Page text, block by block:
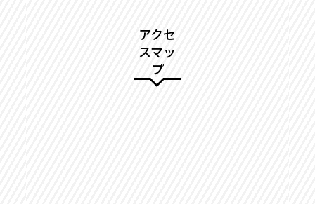
アクセ
スマッ
プ